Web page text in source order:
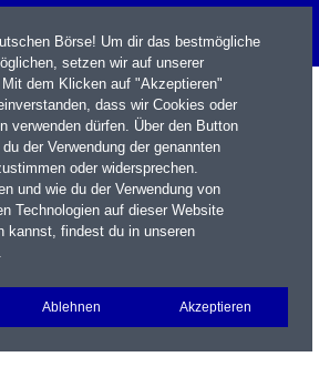
Watchlist Portfolio Login
Börse! Um dir das bestmögliche
setzen wir auf unserer
dem Klicken auf "Akzeptieren"
dass wir Cookies oder
verwenden dürfen. Über den Button
der Verwendung der genannten
oder widersprechen.
und wie du der Verwendung von
Technologien auf dieser Website
kannst, findest du in unseren
.
Ablehnen Akzeptieren